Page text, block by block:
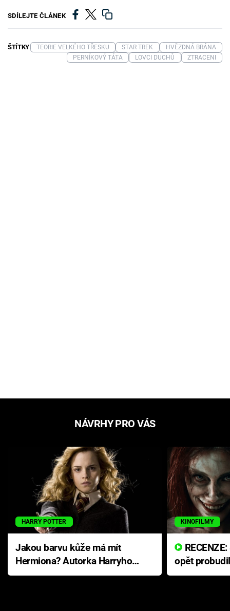
SDÍLEJTE ČLÁNEK
ŠTÍTKY TEORIE VELKÉHO TŘESKU STAR TREK
HVĚZDNÁ BRÁNA
PERNÍKOVÝ TÁTA
LOVCI DUCHŮ ZTRACENI
NÁVRHY PRO VÁS
HARRY POTTER
Jakou barvu kůže má mít
Hermiona? Autorka Harryho
Pottera přišla s ráznou
KINOFILMY
opět
přichází s